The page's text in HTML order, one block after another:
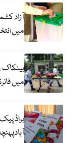
آزاد
میں
بینکاک
میں فائرنگ ، 8 افراد